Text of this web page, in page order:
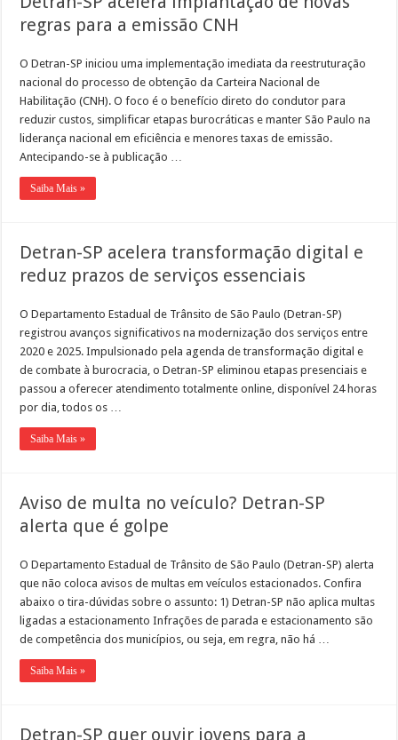
regras para a emissão CNH
O Detran-SP iniciou uma implementação imediata da reestruturação
nacional do processo de obtenção da Carteira Nacional de
Habilitação (CNH). O foco é o benefício direto do condutor para
reduzir custos, simplificar etapas burocráticas e manter São Paulo na
liderança nacional em eficiência e menores taxas de emissão.
Antecipando-se à publicação …
Saiba Mais »
Detran-SP acelera transformação digital e
reduz prazos de serviços essenciais
O Departamento Estadual de Trânsito de São Paulo (Detran-SP)
registrou avanços significativos na modernização dos serviços entre
2020 e 2025. Impulsionado pela agenda de transformação digital e
de combate à burocracia, o Detran-SP eliminou etapas presenciais e
passou a oferecer atendimento totalmente online, disponível 24 horas
por dia, todos os …
Saiba Mais »
Aviso de multa no veículo? Detran-SP
alerta que é golpe
O Departamento Estadual de Trânsito de São Paulo (Detran-SP) alerta
que não coloca avisos de multas em veículos estacionados. Confira
abaixo o tira-dúvidas sobre o assunto: 1) Detran-SP não aplica multas
ligadas a estacionamento Infrações de parada e estacionamento são
de competência dos municípios, ou seja, em regra, não há …
Saiba Mais »
Detran-SP quer ouvir jovens para a